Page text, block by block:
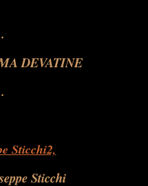
.
DEVATINE
.
Sticchi